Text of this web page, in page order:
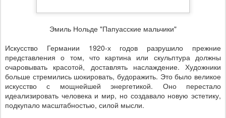
Эмиль Нольде "Папуасские мальчики"
Искусство Германии 1920-х годов разрушило прежние
представления о том, что картина или скульптура должны
очаровывать красотой, доставлять наслаждение. Художники
больше стремились шокировать, будоражить. Это было великое
искусство с мощнейшей энергетикой. Оно перестало
идеализировать человека и мир, но создавало новую эстетику,
подкупало масштабностью, силой мысли.